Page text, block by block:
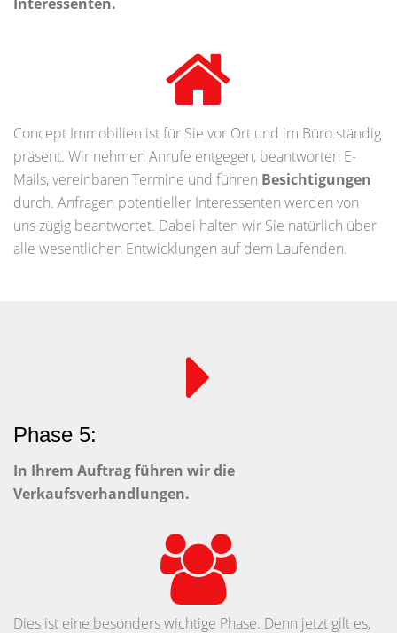
Concept Immobilien ist für Sie vor Ort und im Büro ständig
präsent. Wir nehmen Anrufe entgegen, beantworten E-
Mails, vereinbaren Termine und führen Besichtigungen
durch. Anfragen potentieller Interessenten werden von
uns zügig beantwortet. Dabei halten wir Sie natürlich über
alle wesentlichen Entwicklungen auf dem Laufenden.
Phase 5:
In Ihrem Auftrag führen wir die
Verkaufsverhandlungen.
Dies ist eine besonders wichtige Phase. Denn jetzt gilt es,